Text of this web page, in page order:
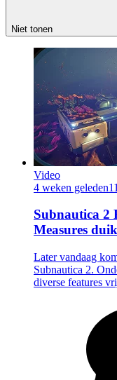
Niet tonen
Video
4 weken geleden
Subnautica 2
Measures
Later vandaag
Subnautica 2.
diverse features